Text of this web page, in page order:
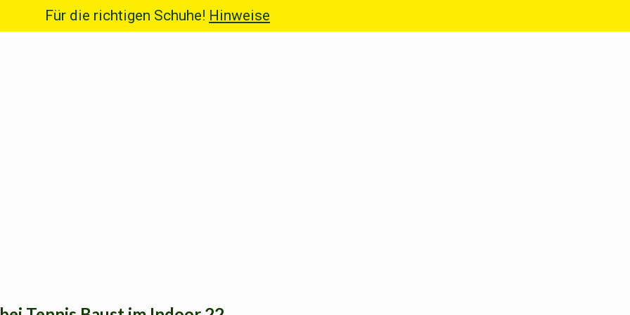
Für die richtigen Schuhe! Hinweise